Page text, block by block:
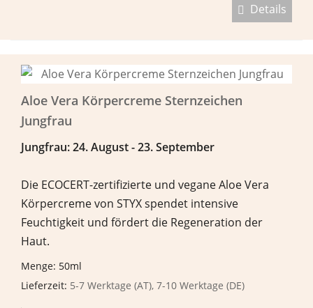
Details
Aloe Vera Körpercreme Sternzeichen
Jungfrau
Jungfrau: 24. August - 23. September
Die ECOCERT-zertifizierte und vegane Aloe Vera
Körpercreme von STYX spendet intensive
Feuchtigkeit und fördert die Regeneration der
Haut.
Menge: 50ml
Lieferzeit: 5-7 Werktage (AT), 7-10 Werktage (DE)